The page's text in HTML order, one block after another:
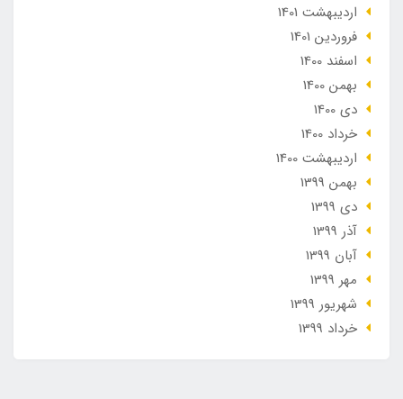
ارديبهشت 1401
فروردین 1401
اسفند 1400
بهمن 1400
دی 1400
خرداد 1400
ارديبهشت 1400
بهمن 1399
دی 1399
آذر 1399
آبان 1399
مهر 1399
شهریور 1399
خرداد 1399